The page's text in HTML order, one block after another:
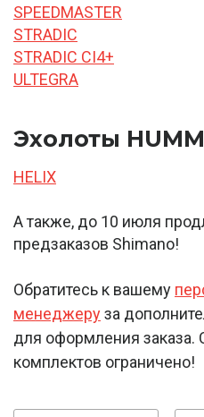
SPEEDMASTER
STRADIC
STRADIC CI4+
ULTEGRA
Эхолоты
HELIX
А также, до 10 июля
предзаказов Shimano!
Обратитесь к вашему
менеджеруза
для оформления заказа.
комплектов ограничено!